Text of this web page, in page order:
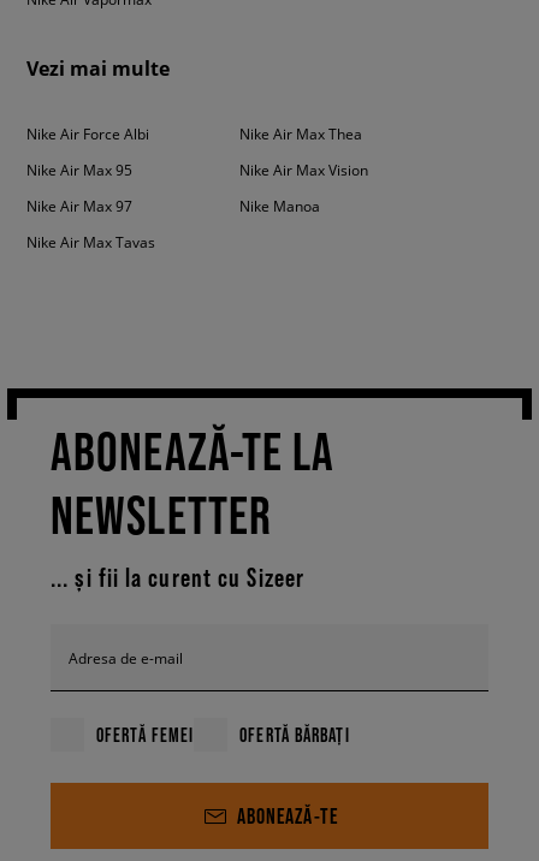
Vezi mai multe
Nike Air Force Albi
Nike Air Max 95
Nike Air Max 97
Nike Air Max Tavas
Nike Air Max Thea
Nike Air Max Vision
Nike Manoa
ABONEAZĂ-TE LA
NEWSLETTER
... și fii la curent cu Sizeer
Adresa de e-mail
OFERTĂ FEMEI OFERTĂ BĂRBAȚI
ABONEAZĂ-TE